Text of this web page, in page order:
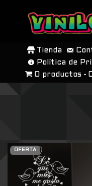
SALTAR
CONTENIDO
Tienda
Política de
0 productos
OFERTA